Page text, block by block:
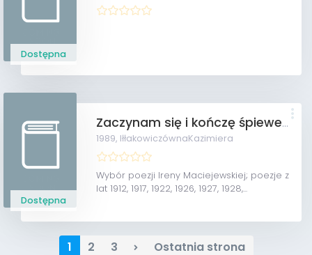
Dostępna
Dostępna
Zaczynam się i kończę śpiewem.
1989, IłłakowiczównaKazimiera
Wybór poezji Ireny Maciejewskiej; poezje z
lat 1912, 1917, 1922, 1926, 1927, 1928,...
1 2 3 Ostatnia strona